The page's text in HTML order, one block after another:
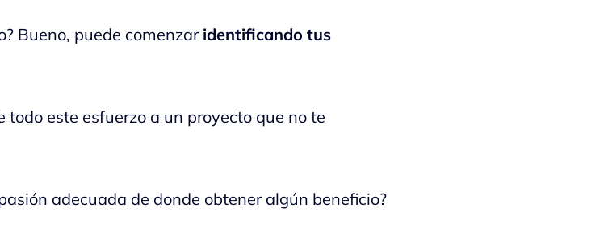
Bueno, puede comenzar identificando tus
este esfuerzo a un proyecto que no te
adecuada de donde obtener algún beneficio?